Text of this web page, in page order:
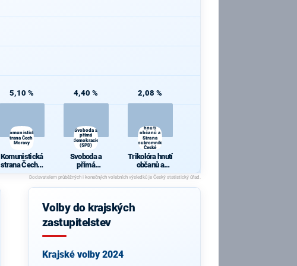
5,10 %
Komunistická
strana Čech a
Moravy
Komunistická
strana Čech a
Moravy
4,40 %
Svoboda a
přímá
demokracie
(SPD)
Svoboda a
přímá
demokracie
(SPD)
2,08 %
hnutí
občanů a
Strana
soukromníků
České
republiky
Trikolóra hnutí
občanů a
Strana
soukromníků
České
Volby do krajských
zastupitelstev
Krajské volby 2024